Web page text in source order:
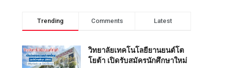
Trending Comments Latest
วิทยาลัยเทคโนโลยียานยนต์โต
โยต้า เปิดรับสมัครนักศึกษาใหม่